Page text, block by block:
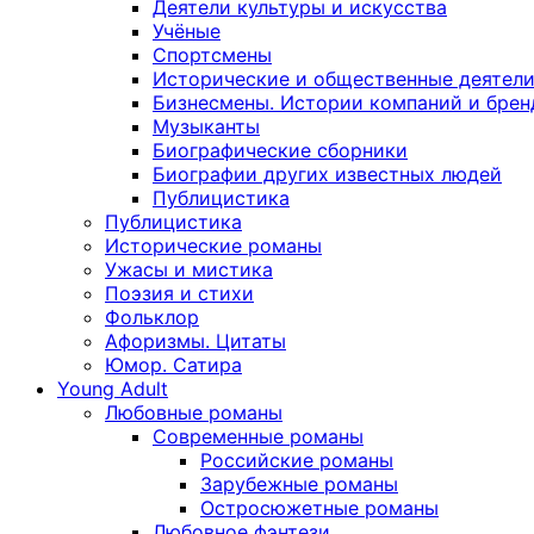
Деятели культуры и искусства
Учёные
Спортсмены
Исторические и общественные деятели
Бизнесмены. Истории компаний и
Музыканты
Биографические сборники
Биографии других известных людей
Публицистика
Публицистика
Исторические романы
Ужасы и мистика
Поэзия и стихи
Фольклор
Афоризмы. Цитаты
Юмор. Сатира
Young Adult
Любовные романы
Современные романы
Российские романы
Зарубежные романы
Остросюжетные романы